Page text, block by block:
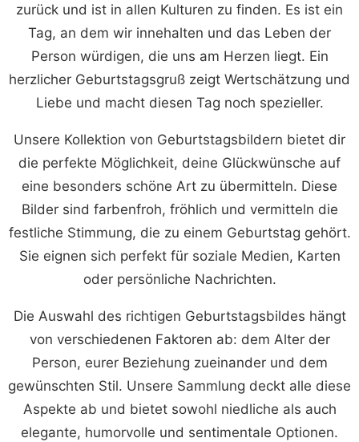
zurück und ist in allen Kulturen zu finden. Es ist ein
Tag, an dem wir innehalten und das Leben der
Person würdigen, die uns am Herzen liegt. Ein
herzlicher Geburtstagsgruß zeigt Wertschätzung und
Liebe und macht diesen Tag noch spezieller.
Unsere Kollektion von Geburtstagsbildern bietet dir
die perfekte Möglichkeit, deine Glückwünsche auf
eine besonders schöne Art zu übermitteln. Diese
Bilder sind farbenfroh, fröhlich und vermitteln die
festliche Stimmung, die zu einem Geburtstag gehört.
Sie eignen sich perfekt für soziale Medien, Karten
oder persönliche Nachrichten.
Die Auswahl des richtigen Geburtstagsbildes hängt
von verschiedenen Faktoren ab: dem Alter der
Person, eurer Beziehung zueinander und dem
gewünschten Stil. Unsere Sammlung deckt alle diese
Aspekte ab und bietet sowohl niedliche als auch
elegante, humorvolle und sentimentale Optionen.